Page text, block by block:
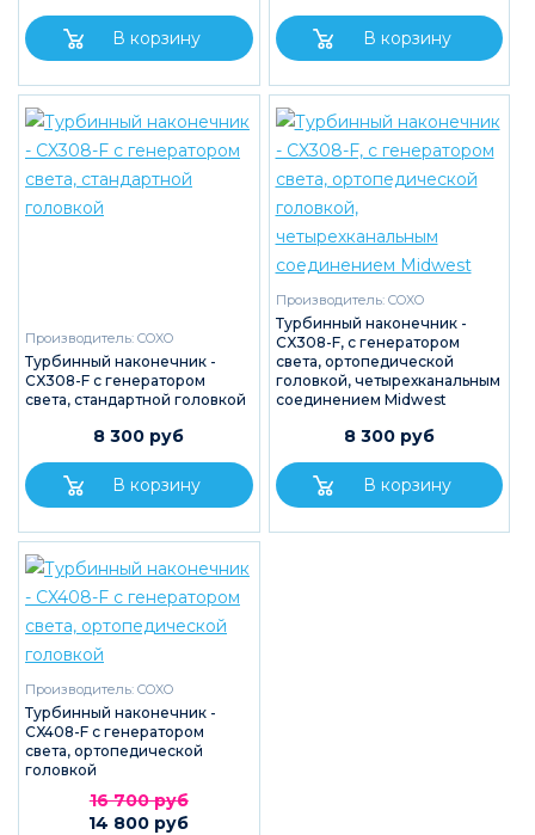
Производитель: COXO
Турбинный наконечник -
CX308-F с генератором
света, стандартной головкой
8 300 руб
Производитель: COXO
Турбинный наконечник -
CX308-F, с генератором
света, ортопедической
головкой, четырехканальным
соединением Midwest
8 300 руб
Производитель: COXO
Турбинный наконечник -
CX408-F с генератором
света, ортопедической
головкой
16 700 руб
14 800 руб